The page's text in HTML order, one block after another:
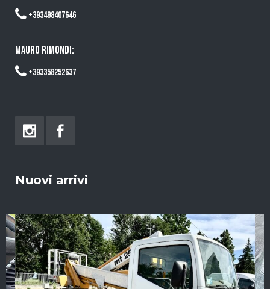
+393498407646
MAURO RIMONDI:
+393358252637
Nuovi arrivi